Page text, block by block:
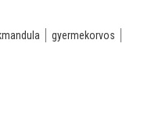
gyermekorvos